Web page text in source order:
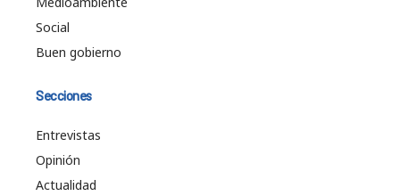
Social
Buen gobierno
Secciones
Entrevistas
Opinión
Actualidad